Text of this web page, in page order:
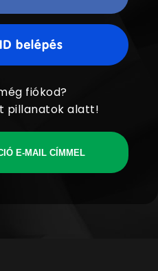
fiókod?
pillanatok alatt!
E-MAIL CÍMMEL